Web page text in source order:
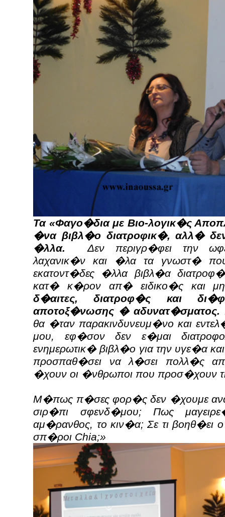
Τα «Φαγο�δια με Βιο-λογικ�ς
�να βιβλ�ο διατροφικ�, αλλ�
�λλα.
Δεν περιγρ�φει την
λαχανικ�ν και �λα τα γνωστ�
εκατοντ�δες �λλα βιβλ�α
κατ� κ�ρον απ� ειδικο�ς και
δ�αιτες, διατροφ�ς και
αποτοξ�νωσης � αδυνατ�σματος.
θα �ταν παρακινδυνευμ�νο και
μου, εφ�σον δεν ε�μαι
ενημερωτικ� βιβλ�ο για την υγε�α
προσπαθ�σει να λ�σει πολλ�ς
�χουν οι �νθρωποι που προσ�χουν
Μ�πως π�σες φορ�ς δεν �χουμε
σιρ�πι σφενδ�μου; Πως
αμ�ρανθος, το κιν�α; Σε τι βοηθ�ει
σπ�ροι Chia;»